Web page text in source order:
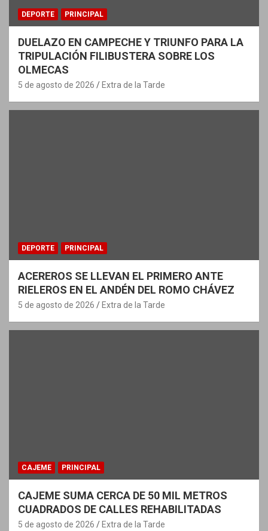
DEPORTE PRINCIPAL
DUELAZO EN CAMPECHE Y TRIUNFO PARA LA
TRIPULACIÓN FILIBUSTERA SOBRE LOS
OLMECAS
5 de agosto de 2026 Extra de la Tarde
DEPORTE PRINCIPAL
ACEREROS SE LLEVAN EL PRIMERO ANTE
RIELEROS EN EL ANDÉN DEL ROMO CHÁVEZ
5 de agosto de 2026 Extra de la Tarde
CAJEME PRINCIPAL
CAJEME SUMA CERCA DE 50 MIL METROS
CUADRADOS DE CALLES REHABILITADAS
5 de agosto de 2026 Extra de la Tarde